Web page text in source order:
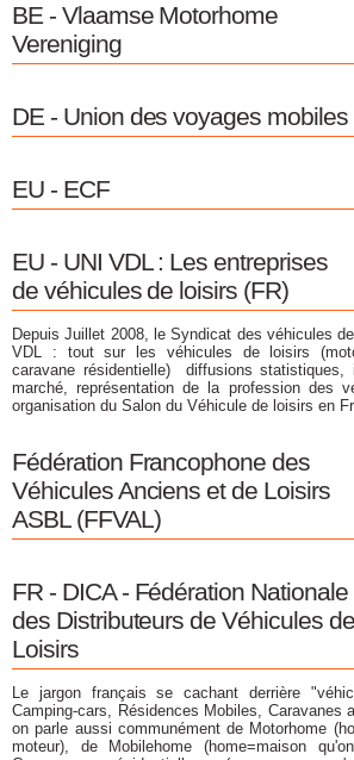
BE - Vlaamse Motorhome
Vereniging
DE - Union des voyages mobiles
EU - ECF
EU - UNI VDL : Les entreprises
de véhicules de loisirs (FR)
Depuis Juillet 2008, le Syndicat des véhicules
VDL : tout sur les véhicules de loisirs
caravane résidentielle)  diffusions
marché, représentation de la profession des
organisation du Salon du Véhicule de loisirs en
Fédération Francophone des
Véhicules Anciens et de Loisirs
ASBL (FFVAL)
FR - DICA - Fédération Nationale
des Distributeurs de Véhicules de
Loisirs
Le jargon français se cachant derrière
Camping-cars, Résidences Mobiles, Caravanes
on parle aussi communément de Motorhome
moteur), de Mobilehome (home=maison